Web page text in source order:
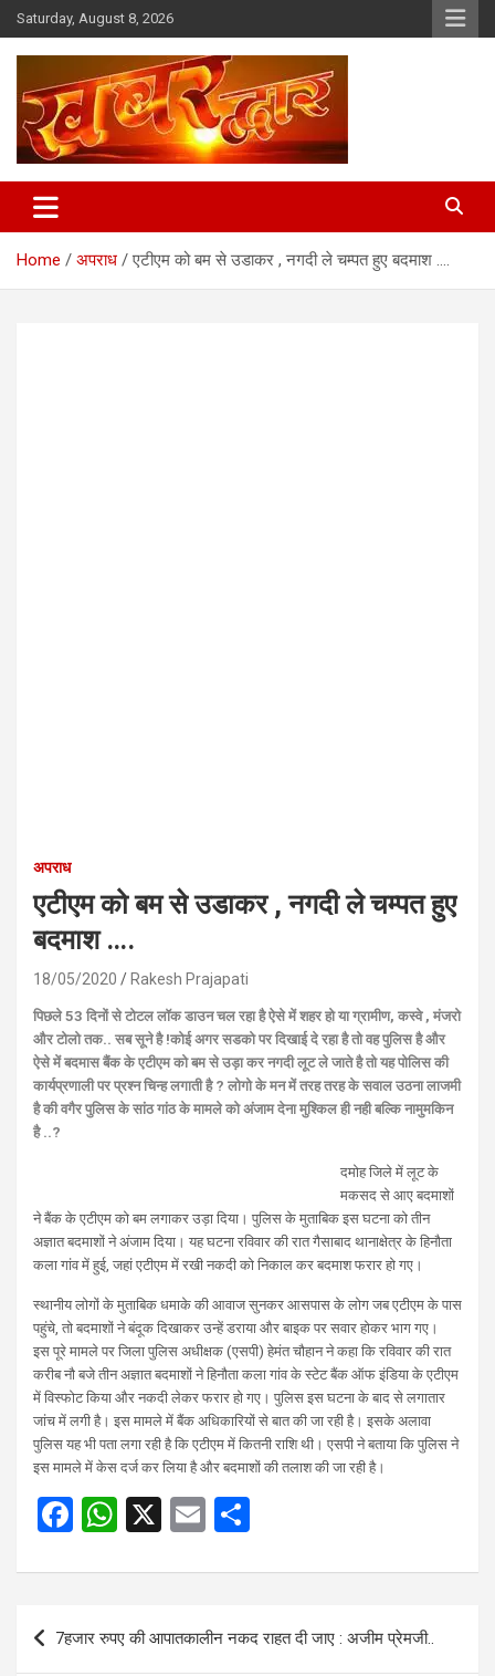
Skip
to
content
Saturday, August 8, 2026
Khabar Dwar
Home अपराध एटीएम को बम से उडाकर , नगदी ले चम्पत हुए बदमाश ….
अपराध
एटीएम को बम से उडाकर , नगदी ले चम्पत हुए
बदमाश ….
18/05/2020 Rakesh Prajapati
पिछले 53 दिनों से टोटल लॉक डाउन चल रहा है ऐसे में शहर हो या ग्रामीण, कस्वे , मंजरो
और टोलो तक.. सब सूने है !कोई अगर सडको पर दिखाई दे रहा है तो वह पुलिस है और
ऐसे में बदमास बैंक के एटीएम को बम से उड़ा कर नगदी लूट ले जाते है तो यह पोलिस की
कार्यप्रणाली पर प्रश्न चिन्ह लगाती है ? लोगो के मन में तरह तरह के सवाल उठना लाजमी
है की वगैर पुलिस के सांठ गांठ के मामले को अंजाम देना मुश्किल ही नही बल्कि नामुमकिन
है ..?
दमोह जिले में लूट के
मकसद से आए बदमाशों
ने बैंक के एटीएम को बम लगाकर उड़ा दिया। पुलिस के मुताबिक इस घटना को तीन
अज्ञात बदमाशों ने अंजाम दिया। यह घटना रविवार की रात गैसाबाद थानाक्षेत्र के हिनौता
कला गांव में हुई, जहां एटीएम में रखी नकदी को निकाल कर बदमाश फरार हो गए।
स्थानीय लोगों के मुताबिक धमाके की आवाज सुनकर आसपास के लोग जब एटीएम के पास
पहुंचे, तो बदमाशों ने बंदूक दिखाकर उन्हें डराया और बाइक पर सवार होकर भाग गए।
इस पूरे मामले पर जिला पुलिस अधीक्षक (एसपी) हेमंत चौहान ने कहा कि रविवार की रात
करीब नौ बजे तीन अज्ञात बदमाशों ने हिनौता कला गांव के स्टेट बैंक ऑफ इंडिया के एटीएम
में विस्फोट किया और नकदी लेकर फरार हो गए। पुलिस इस घटना के बाद से लगातार
जांच में लगी है। इस मामले में बैंक अधिकारियों से बात की जा रही है। इसके अलावा
पुलिस यह भी पता लगा रही है कि एटीएम में कितनी राशि थी। एसपी ने बताया कि पुलिस ने
इस मामले में केस दर्ज कर लिया है और बदमाशों की तलाश की जा रही है।
F
ce
o
W
at
A
X
E
ail ar
Post
navigation
7हजार रुपए की आपातकालीन नकद राहत दी जाए : अजीम प्रेमजी..